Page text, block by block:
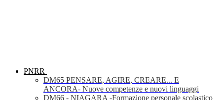
PNRR
DM65 PENSARE, AGIRE, CREARE... E
ANCORA- Nuove competenze e nuovi linguaggi
DM66 - NIAGARA -Formazione personale scolastico